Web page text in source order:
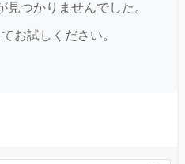
つかりませんでした。
お試しください。